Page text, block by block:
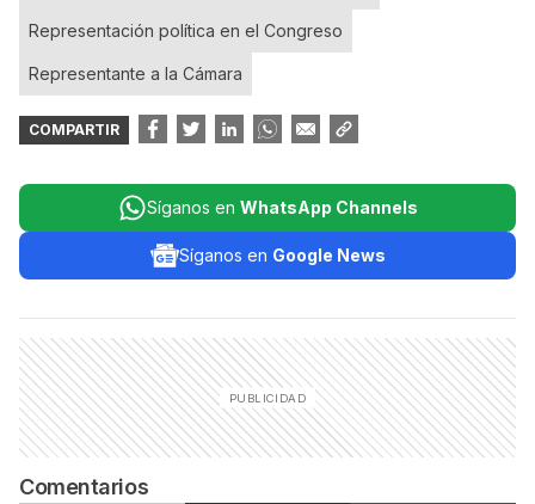
Representación política en el Congreso
Representante a la Cámara
COMPARTIR
Síganos en WhatsApp Channels
Síganos en Google News
Comentarios